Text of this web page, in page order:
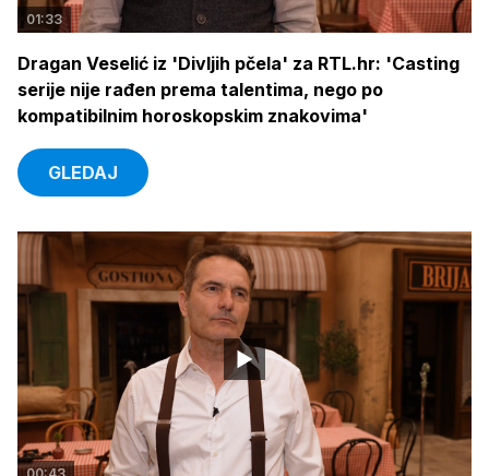
01:33
Dragan Veselić iz 'Divljih pčela' za RTL.hr: 'Casting
serije nije rađen prema talentima, nego po
kompatibilnim horoskopskim znakovima'
GLEDAJ